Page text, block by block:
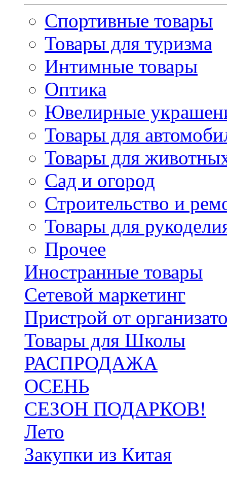
Спортивные товары
Товары для туризма
Интимные товары
Оптика
Ювелирные
Товары для
Товары для
Сад и огород
Строительство и
Товары для
Прочее
Иностранные товары
Сетевой маркетинг
Пристрой от
Товары для Школы
РАСПРОДАЖА
ОСЕНЬ
СЕЗОН ПОДАРКОВ!
Лето
Закупки из Китая